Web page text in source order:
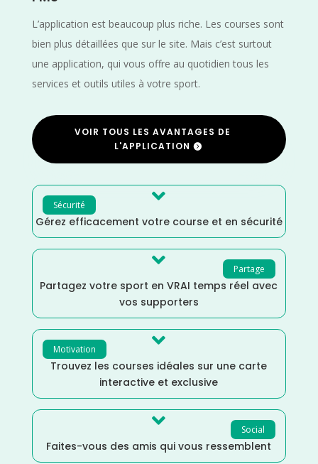
L’application est beaucoup plus riche. Les courses sont
bien plus détaillées que sur le site. Mais c’est surtout
une application, qui vous offre au quotidien tous les
services et outils utiles à votre sport.
VOIR TOUS LES AVANTAGES DE
L'APPLICATION
Sécurité 
Gérez efficacement votre course et en sécurité
Partage

Partagez votre sport en VRAI temps réel avec
vos supporters
Motivation 
Trouvez les courses idéales sur une carte
interactive et exclusive
Social

Faites-vous des amis qui vous ressemblent